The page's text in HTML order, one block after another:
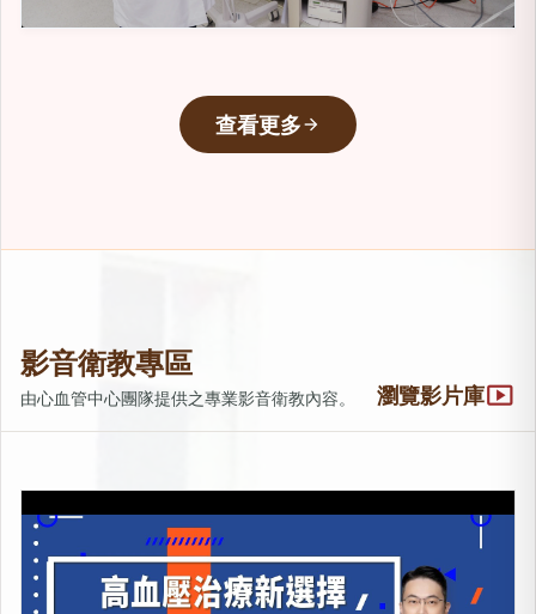
查看更多arrow_forward
影音衛教專區
由心血管中心團隊提供之專業影音衛教內容。 瀏覽影片庫smart_display
上架時間：2026-01-23